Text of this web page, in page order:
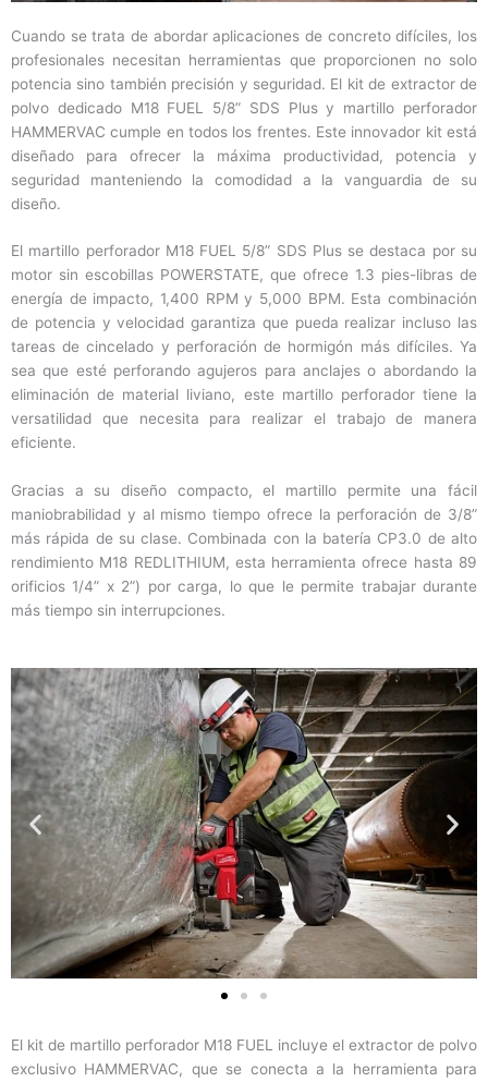
Cuando se trata de abordar aplicaciones de concreto difíciles, los
profesionales necesitan herramientas que proporcionen no solo
potencia sino también precisión y seguridad. El kit de extractor de
polvo dedicado M18 FUEL 5/8” SDS Plus y martillo perforador
HAMMERVAC cumple en todos los frentes. Este innovador kit está
diseñado para ofrecer la máxima productividad, potencia y
seguridad manteniendo la comodidad a la vanguardia de su
diseño.
El martillo perforador M18 FUEL 5/8” SDS Plus se destaca por su
motor sin escobillas POWERSTATE, que ofrece 1.3 pies-libras de
energía de impacto, 1,400 RPM y 5,000 BPM. Esta combinación
de potencia y velocidad garantiza que pueda realizar incluso las
tareas de cincelado y perforación de hormigón más difíciles. Ya
sea que esté perforando agujeros para anclajes o abordando la
eliminación de material liviano, este martillo perforador tiene la
versatilidad que necesita para realizar el trabajo de manera
eficiente.
Gracias a su diseño compacto, el martillo permite una fácil
maniobrabilidad y al mismo tiempo ofrece la perforación de 3/8”
más rápida de su clase. Combinada con la batería CP3.0 de alto
rendimiento M18 REDLITHIUM, esta herramienta ofrece hasta 89
orificios 1/4” x 2”) por carga, lo que le permite trabajar durante
más tiempo sin interrupciones.
El kit de martillo perforador M18 FUEL incluye el extractor de polvo
exclusivo HAMMERVAC, que se conecta a la herramienta para